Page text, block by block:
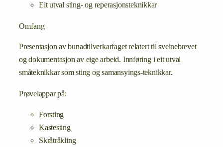
Eit utval sting- og reperasjonsteknikkar
Omfang
Presentasjon av bunadtilverkarfaget relatert til sveinebrevet
og dokumentasjon av eige arbeid. Innføring i eit utval
småteknikkar som sting og samansyings-teknikkar.
Prøvelappar på:
Forsting
Kastesting
Skråtråkling